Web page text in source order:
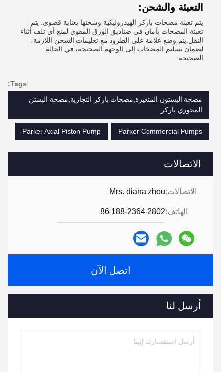
الاتصالات
الاتصالات:Mrs. diana zhou
الهاتف:86-188-2364-2802
اتصل الآن
أرسل لنا
التعبئة والشحن:
يتم تعبئة مضخات باركر الهيدروليكية وشحنها بعناية قصوى. يتم
تعبئة المضخات بأمان في صناديق الورق المقوى لمنع أي تلف أثناء
النقل.يتم وضع علامة على الطرود مع تعليمات الشحن اللازمة،
لضمان تسليم المضخات إلى الوجهة الصحيحة، في الحالة
الصحيحة..
Tags:
مضخة البستون المتغيرة,مضخات باركر التجارية,مضخة البستن
المحوري باركر
Parker Commercial Pumps
Parker Axial Piston Pump